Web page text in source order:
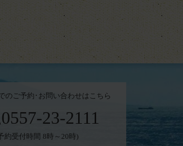
のご予約･お問い合わせはこちら
0557-23-2111
約受付時間 8時～20時)